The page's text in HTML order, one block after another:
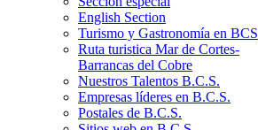
English Section
Turismo y Gastronomía en BCS
Ruta turistica Mar de Cortes-
Barrancas del Cobre
Nuestros Talentos B.C.S.
Empresas líderes en B.C.S.
Postales de B.C.S.